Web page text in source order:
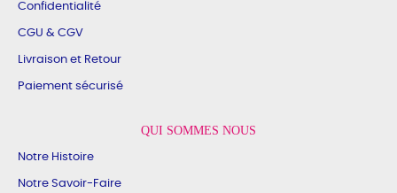
Confidentialité
CGU & CGV
Livraison et Retour
Paiement sécurisé
QUI SOMMES NOUS
Notre Histoire
Notre Savoir-Faire